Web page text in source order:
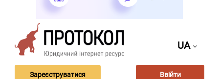
UA
Зареєструватися Ввійти